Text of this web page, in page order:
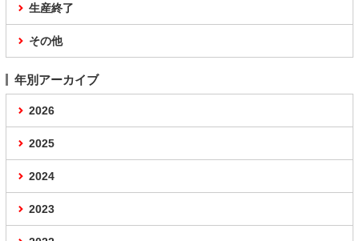
生産終了
その他
年別アーカイブ
2026
2025
2024
2023